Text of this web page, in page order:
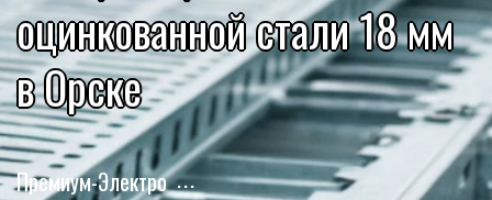
оцинкованной стали 18 мм
в Орске
Премиум-Электро